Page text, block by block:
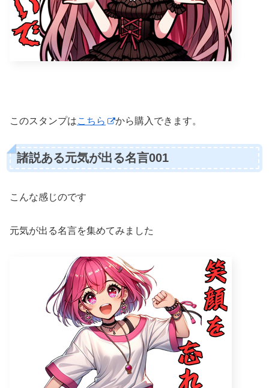
このスタンプはこちら から購入できます。
諸説ある元気が出る名言001
こんな感じのです
元気が出る名言を集めてみました